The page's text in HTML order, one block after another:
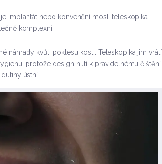
je implantát nebo konvenční most, teleskopika
komplexní.
náhrady kvůli poklesu kosti. Teleskopika jim vrátí
protože design nutí k pravidelnému čištění
ústní.